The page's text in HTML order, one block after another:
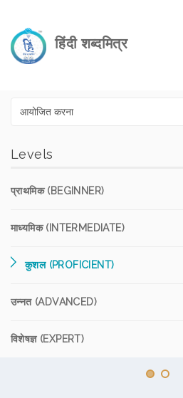
हिंदी शब्दमित्र
Levels
प्राथमिक (BEGINNER)
माध्यमिक (INTERMEDIATE)
कुशल (PROFICIENT)
उन्नत (ADVANCED)
विशेषज्ञ (EXPERT)